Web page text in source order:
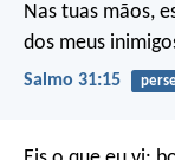
Nas tuas mãos,
dos meus
Salmo 31:15